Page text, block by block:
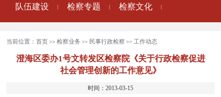
队伍建设
检察专题 检察文化
当前位置：首页 >>检察业务 >> 民事行政检察 >> 工作动态
澄海区委办1号文转发区检察院《关于行政检察促进
社会管理创新的工作意见》
时间：2013-03-15